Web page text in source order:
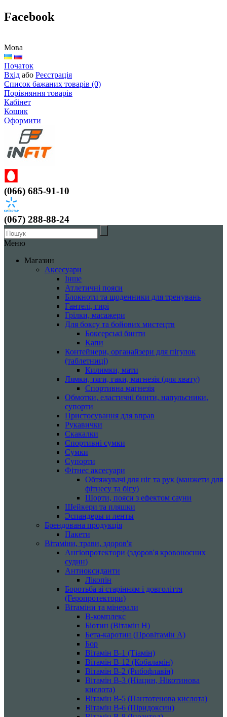
Facebook
Мова
Початок
Вхід або Реєстрація
Список бажаних товарів (0)
Порівняння товарів
Кабінет
Кошик
Оформити
(066) 685-91-10
(067) 288-88-24
Меню
Магазин
Аксесуари
Інше
Атлетичні пояси
Блокноти та щоденники для тренувань
Гантелі, гирі
Грілки, масажери
Для боксу та бойових мистецтв
Боксерські бинти
Капи
Контейнери, органайзери для пігулок
(таблетниці)
Килимки, мати
Лямки, тяги, гаки, магнезія (для хвату)
Спортивна магнезія
Обмотки, еластичні бинти, напульсники,
супорти
Пристосування для вправ
Рукавички
Скакалки
Спортивні сумки
Сумки
Супорти
Фітнес аксесуари
Обтяжувачі для ніг та рук (манжети для
фітнесу та бігу)
Шорти, пояси з ефектом сауни
Шейкери та пляшки
Эспандеры и ленты
Брендована продукція
Пакети
Вітаміни, трави, здоров'я
Ангіопротектори (здоров'я кровоносних
судин)
Антиоксиданти
Лікопін
Боротьба зі старінням і довголіття
(Геропротектори)
Вітаміни та мінерали
B-комплекс
Біотин (Вітамін H)
Бета-каротин (Провітамін А)
Бор
Вітамін B-1 (Тіамін)
Вітамін B-12 (Кобаламін)
Вітамін B-2 (Рибофлавін)
Вітамін B-3 (Ніацин, Нікотинова
кислота)
Вітамін B-5 (Пантотенова кислота)
Вітамін B-6 (Піридоксин)